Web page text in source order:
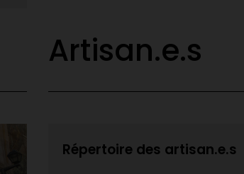
Artisan.e.s
Répertoire des artisan.e.s